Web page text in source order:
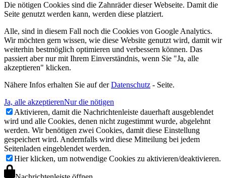
Die nötigen Cookies sind die Zahnräder dieser Webseite. Damit die
Seite genutzt werden kann, werden diese platziert.
Alle, sind in diesem Fall noch die Cookies von Google Analytics.
Wir möchten gern wissen, wie diese Website genutzt wird, damit wir
weiterhin bestmöglich optimieren und verbessern können. Das
passiert aber nur mit Ihrem Einverständnis, wenn Sie "Ja, alle
akzeptieren" klicken.
Nähere Infos erhalten Sie auf derDatenschutz - Seite.
Ja, alle akzeptierenNur die nötigen
Aktivieren, damit die Nachrichtenleiste dauerhaft ausgeblendet
wird und alle Cookies, denen nicht zugestimmt wurde, abgelehnt
werden. Wir benötigen zwei Cookies, damit diese Einstellung
gespeichert wird. Andernfalls wird diese Mitteilung bei jedem
Seitenladen eingeblendet werden.
Hier klicken, um notwendige Cookies zu aktivieren/deaktivieren.